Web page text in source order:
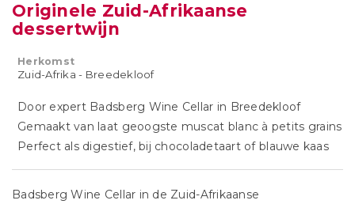
Originele Zuid-Afrikaanse
dessertwijn
Herkomst
Zuid-Afrika - Breedekloof
Door expert Badsberg Wine Cellar in Breedekloof
Gemaakt van laat geoogste muscat blanc à petits grains
Perfect als digestief, bij chocoladetaart of blauwe kaas
Badsberg Wine Cellar in de Zuid-Afrikaanse